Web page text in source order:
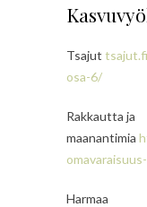
Tsajut
osa-6/
Rakkautta ja
maanantimia
Harmaa